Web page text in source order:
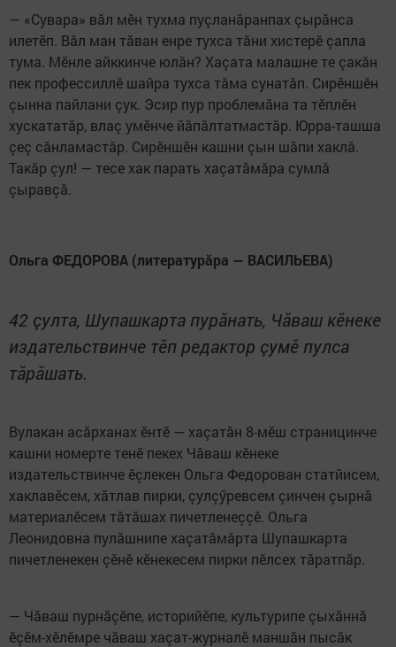
— «Сувара» вăл мӗн тухма пуçланăранпах çырăнса
илетӗп. Вăл ман тăван енре тухса тăни хистерӗ çапла
тума. Мӗнле айккинче юлăн? Хаçата малашне те çакăн
пек профессиллӗ шайра тухса тăма сунатăп. Сирӗншӗн
çынна пайлани çук. Эсир пур проблемăна та тӗплӗн
хускататăр, влаç умӗнче йăпăлтатмастăр. Юрра-ташша
çеç сăнламастăр. Сирӗншӗн кашни çын шăпи хаклă.
Такăр çул! — тесе хак парать хаçатăмăра сумлă
çыравçă.
Ольга ФЕДОРОВА (литературăра — ВАСИЛЬЕВА)
42 çулта, Шупашкарта пурăнать, Чăваш кӗнеке
издательствинче тӗп редактор çумӗ пулса
тăрăшать.
Вулакан асăрханах ӗнтӗ — хаçатăн 8-мӗш страницинче
кашни номерте тенӗ пекех Чăваш кӗнеке
издательствинче ӗçлекен Ольга Федорован статйисем,
хаклавӗсем, хăтлав пирки, çулçӳревсем çинчен çырнă
материалӗсем тăтăшах пичетленеççӗ. Ольга
Леонидовна пулăшнипе хаçатăмăрта Шупашкарта
пичетленекен çӗнӗ кӗнекесем пирки пӗлсех тăратпăр.
— Чăваш пурнăçӗпе, историйӗпе, культурипе çыхăннă
ӗçӗм-хӗлӗмре чăваш хаçат-журналӗ маншăн пысăк